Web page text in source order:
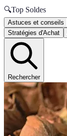
🔍Top Soldes
Astuces et conseils
Stratégies d'Achat
Rechercher